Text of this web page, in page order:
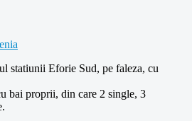
statiunii Eforie Sud, pe faleza, cu
bai proprii, din care 2 single, 3